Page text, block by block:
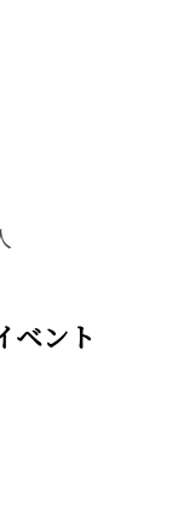
ベント